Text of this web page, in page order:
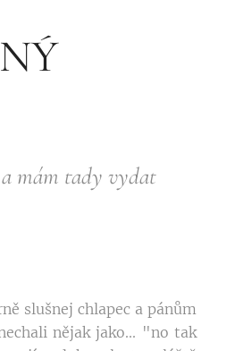
a mám tady vydat
slušnej chlapec a pánům
nějak jako... "no tak